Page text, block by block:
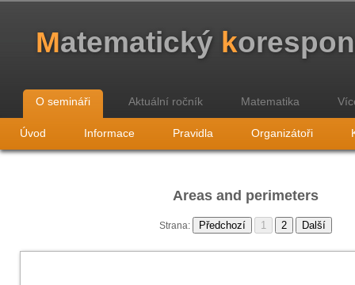
Matematický k
O semináři Aktuální ročník Matematika
Úvod Informace Pravidla Organizátoři
Areas and perimeters
Strana: